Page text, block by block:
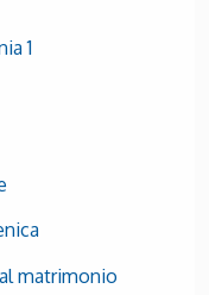
1
matrimonio